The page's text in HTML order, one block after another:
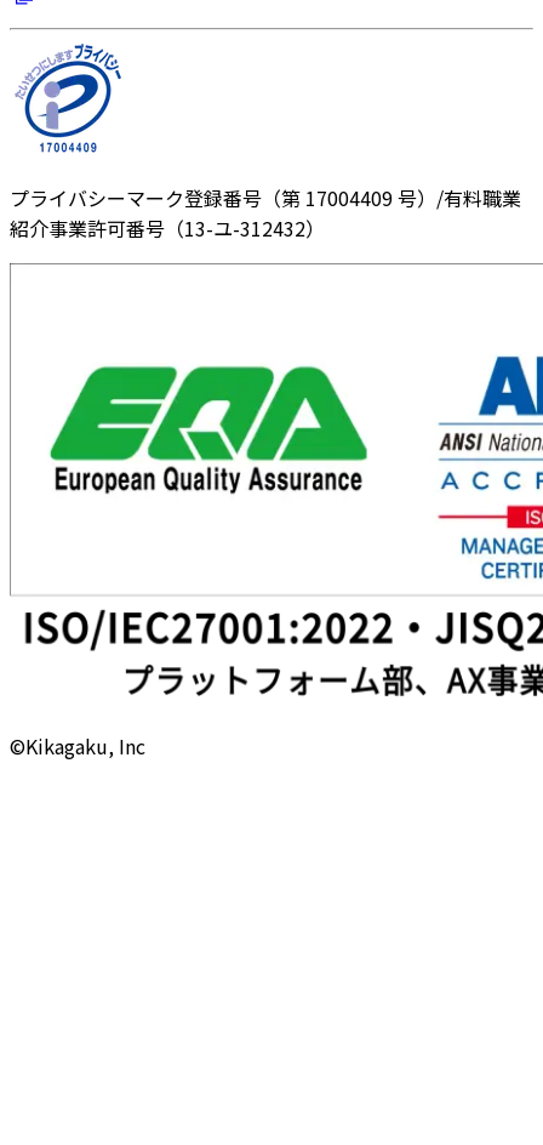
プライバシーマーク登録番号（第 17004409 号）/有料職業
紹介事業許可番号（13-ユ-312432）
©Kikagaku, Inc